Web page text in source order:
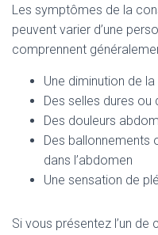
Les symptômes de la
peuvent varier d’une
comprennent
Une diminution de
Des selles dures
Des douleurs
Des ballonnements
dans l’abdomen
Une sensation de
Si vous présentez l’un